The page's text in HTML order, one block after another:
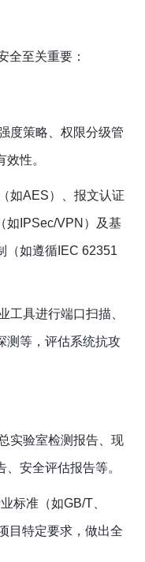
全至关重要：
度策略、权限分级管
性。
如AES）、报文认证
如IPSec/VPN）及基
（如遵循IEC 62351
工具进行端口扫描、
测等，评估系统抗攻
实验室检测报告、现
安全评估报告等。
标准（如GB/T、
目特定要求，做出全